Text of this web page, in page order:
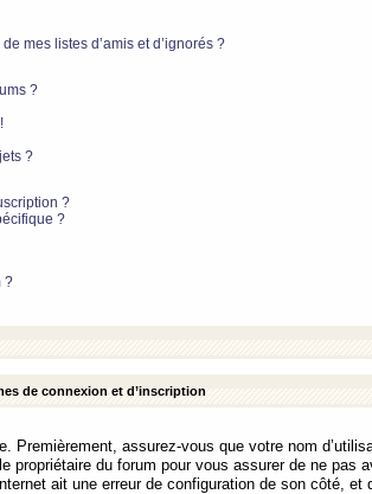
mes listes d’amis et d’ignorés ?
?
?
?
?
?
de connexion et d’inscription
Premièrement, assurez-vous que votre nom
du forum pour vous assurer de ne pas
ait une erreur de configuration de son côté, et